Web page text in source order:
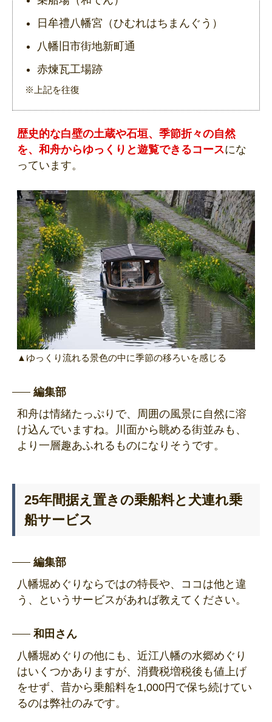
日牟禮八幡宮（ひむれはちまんぐう）
八幡旧市街地新町通
赤煉瓦工場跡
※上記を往復
歴史的な白壁の土蔵や石垣、季節折々の自然
を、和舟からゆっくりと遊覧できるコースにな
っています。
▲ゆっくり流れる景色の中に季節の移ろいを感じる
編集部
和舟は情緒たっぷりで、周囲の風景に自然に溶
け込んでいますね。川面から眺める街並みも、
より一層趣あふれるものになりそうです。
25年間据え置きの乗船料と犬連れ乗
船サービス
編集部
八幡堀めぐりならではの特長や、ココは他と違
う、というサービスがあれば教えてください。
和田さん
八幡堀めぐりの他にも、近江八幡の水郷めぐり
はいくつかありますが、消費税増税後も値上げ
をせず、昔から乗船料を1,000円で保ち続けてい
るのは弊社のみです。